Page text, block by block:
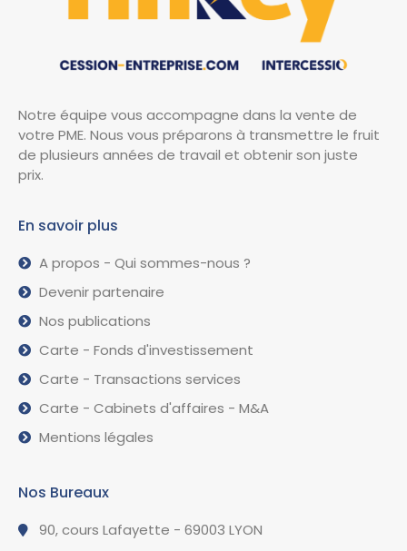
Notre équipe vous accompagne dans la vente de
votre PME. Nous vous préparons à transmettre le fruit
de plusieurs années de travail et obtenir son juste
prix.
En savoir plus
A propos - Qui sommes-nous ?
Devenir partenaire
Nos publications
Carte - Fonds d'investissement
Carte - Transactions services
Carte - Cabinets d'affaires - M&A
Mentions légales
Nos Bureaux
90, cours Lafayette - 69003 LYON